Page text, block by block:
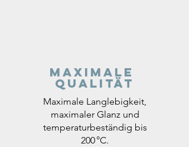
Maximale
Qualität
Maximale Langlebigkeit,
maximaler Glanz und
temperaturbeständig bis
200 °C.